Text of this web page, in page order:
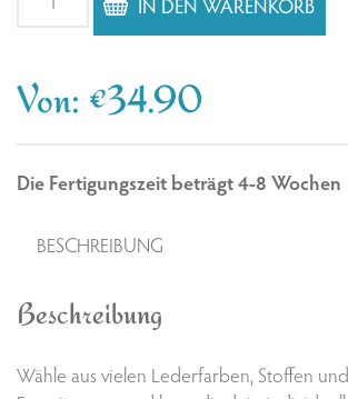
Pinguin,
Hippo,
Von: €34.90
Die Fertigungszeit beträgt 4-8 Wochen
BESCHREIBUNG
Beschreibung
Wähle aus vielen Lederfarben, Stoffen